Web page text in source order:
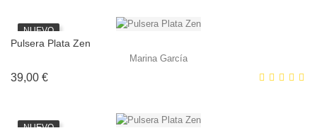
NUEVO
Pulsera Plata Zen
Marina García
39,00 €Precio
NUEVO